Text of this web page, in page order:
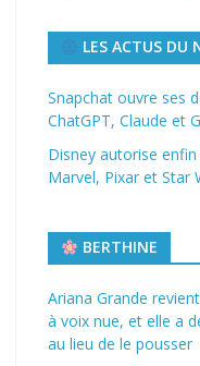
LES ACTUS DU
Snapchat ouvre ses
ChatGPT, Claude et
Disney autorise
Marvel, Pixar et Star
BERTHINE
Ariana Grande
à voix nue, et elle a
au lieu de le pousser